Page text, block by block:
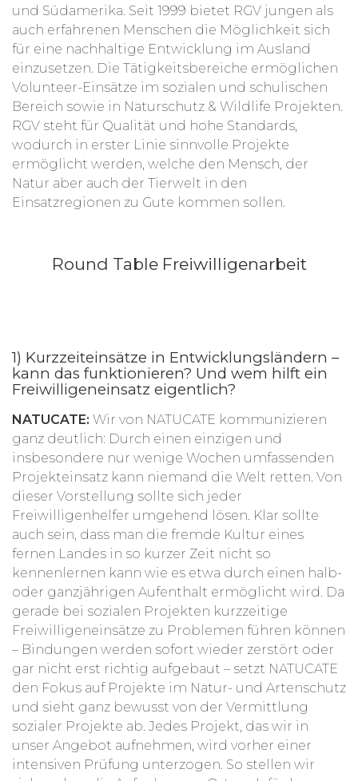
und Südamerika. Seit 1999 bietet RGV jungen als
auch erfahrenen Menschen die Möglichkeit sich
für eine nachhaltige Entwicklung im Ausland
einzusetzen. Die Tätigkeitsbereiche ermöglichen
Volunteer-Einsätze im sozialen und schulischen
Bereich sowie in Naturschutz & Wildlife Projekten.
RGV steht für Qualität und hohe Standards,
wodurch in erster Linie sinnvolle Projekte
ermöglicht werden, welche den Mensch, der
Natur aber auch der Tierwelt in den
Einsatzregionen zu Gute kommen sollen.
Round Table Freiwilligenarbeit
1) Kurzzeiteinsätze in Entwicklungsländern –
kann das funktionieren? Und wem hilft ein
Freiwilligeneinsatz eigentlich?
NATUCATE: Wir von NATUCATE kommunizieren
ganz deutlich: Durch einen einzigen und
insbesondere nur wenige Wochen umfassenden
Projekteinsatz kann niemand die Welt retten. Von
dieser Vorstellung sollte sich jeder
Freiwilligenhelfer umgehend lösen. Klar sollte
auch sein, dass man die fremde Kultur eines
fernen Landes in so kurzer Zeit nicht so
kennenlernen kann wie es etwa durch einen halb-
oder ganzjährigen Aufenthalt ermöglicht wird. Da
gerade bei sozialen Projekten kurzzeitige
Freiwilligeneinsätze zu Problemen führen können
– Bindungen werden sofort wieder zerstört oder
gar nicht erst richtig aufgebaut – setzt NATUCATE
den Fokus auf Projekte im Natur- und Artenschutz
und sieht ganz bewusst von der Vermittlung
sozialer Projekte ab. Jedes Projekt, das wir in
unser Angebot aufnehmen, wird vorher einer
intensiven Prüfung unterzogen. So stellen wir